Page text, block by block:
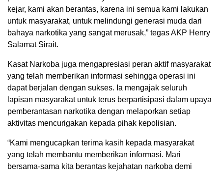
kejar, kami akan berantas, karena ini semua kami lakukan
untuk masyarakat, untuk melindungi generasi muda dari
bahaya narkotika yang sangat merusak,” tegas AKP Henry
Salamat Sirait.
Kasat Narkoba juga mengapresiasi peran aktif masyarakat
yang telah memberikan informasi sehingga operasi ini
dapat berjalan dengan sukses. Ia mengajak seluruh
lapisan masyarakat untuk terus berpartisipasi dalam upaya
pemberantasan narkotika dengan melaporkan setiap
aktivitas mencurigakan kepada pihak kepolisian.
“Kami mengucapkan terima kasih kepada masyarakat
yang telah membantu memberikan informasi. Mari
bersama-sama kita berantas kejahatan narkoba demi